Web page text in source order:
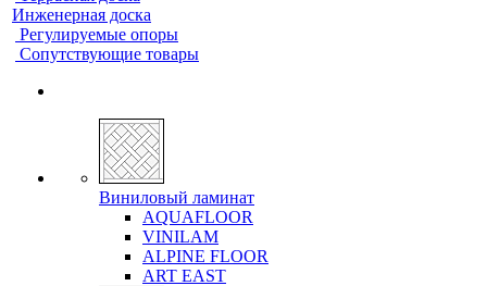
Инженерная доска
Регулируемые опоры
Сопутствующие товары
Виниловый ламинат
AQUAFLOOR
VINILAM
ALPINE FLOOR
ART EAST